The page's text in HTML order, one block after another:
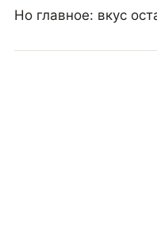
Но главное: вкус